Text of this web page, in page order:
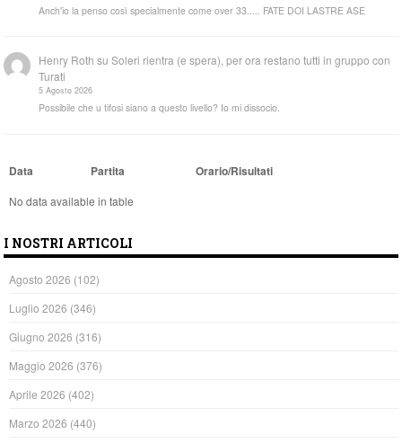
Anch'io la penso così specialmente come over 33..... FATE DOI LASTRE ASE
Henry Roth suSoleri rientra (e spera), per ora restano tutti in gruppo con
Turati
5 Agosto 2026
Possibile che u tifosi siano a questo livello? Io mi dissocio.
Data Partita Orario/Risultati
No data available in table
I NOSTRI ARTICOLI
Agosto 2026 (102)
Luglio 2026 (346)
Giugno 2026 (316)
Maggio 2026 (376)
Aprile 2026 (402)
Marzo 2026 (440)